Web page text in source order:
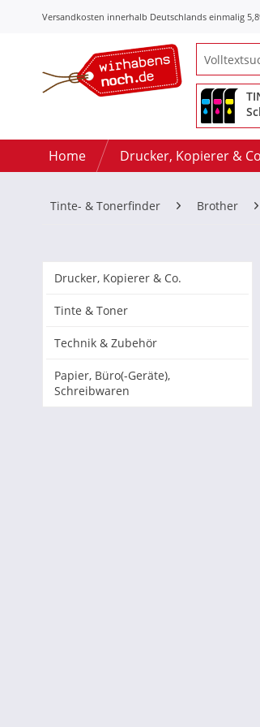
Versandkosten innerhalb Deutschlands einmalig
Home Drucker, Kopierer &
Tinte- & Tonerfinder Brother
Drucker, Kopierer & Co.
Tinte & Toner
Technik & Zubehör
Papier, Büro(-Geräte),
Schreibwaren